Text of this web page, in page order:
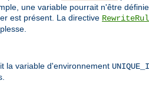
une variable pourrait n'être
est présent. La directive
la variable d'environnement